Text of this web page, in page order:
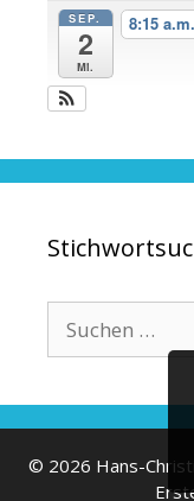
SEP.
2
Mi.
8:15 a.m.
nach:
© 2026 Hans-